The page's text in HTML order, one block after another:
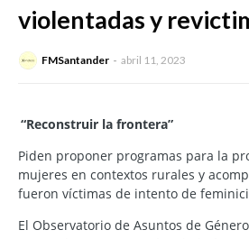
violentadas y
FMSantander abril 11, 2023
“Reconstruir la frontera”
Piden proponer programas para la
mujeres en contextos rurales y
fueron víctimas de intento de
El Observatorio de Asuntos de